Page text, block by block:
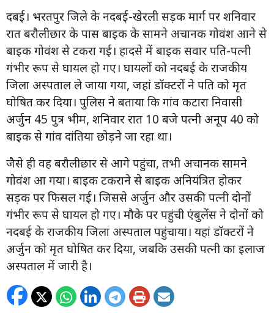
दबई। भरतपुर जिले के नदबई-खेरली सड़क मार्ग पर शनिवार
रात बरौलीछार के पास बाइक के सामने अचानक गोवंश आने से
बाइक गोवंश से टकरा गई। हादसे में बाइक सवार पति-पत्नी
गंभीर रूप से घायल हो गए। घायलों को नदबई के राजकीय
जिला अस्पताल ले जाया गया, जहां डॉक्टरों ने पति को मृत
घोषित कर दिया। पुलिस ने बताया कि गांव कटारा निवासी
अर्जुन 45 पुत्र भीम, शनिवार रात 10 बजे पत्नी अनूप 40 को
बाइक से गांव दांतिया छोड़ने जा रहा था।
जैसे ही वह बरौलीछार से आगे पहुंचा, तभी अचानक सामने
गोवंश आ गया। बाइक टकराने से बाइक अनियंत्रित होकर
सड़क पर फिसल गई। जिससे अर्जुन और उसकी पत्नी दोनों
गंभीर रूप से घायल हो गए। मौके पर पहुंची एंबुलेंस ने दोनों को
नदबई के राजकीय जिला अस्पताल पहुंचाया। यहां डॉक्टरों ने
अर्जुन को मृत घोषित कर दिया, जबकि उसकी पत्नी का इलाज
अस्पताल में जारी है।